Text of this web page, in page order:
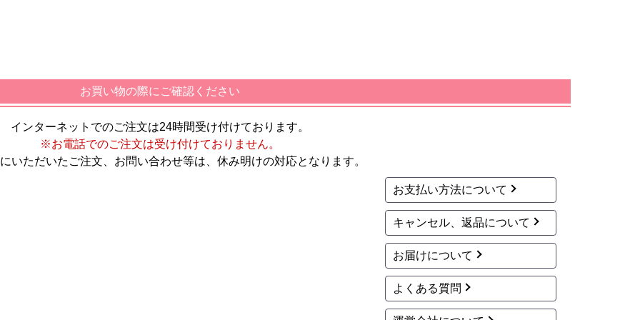
お買い物の際にご確認ください
インターネットでのご注文は24時間受け付けております。
※お電話でのご注文は受け付けておりません。
いただいたご注文、お問い合わせ等は、休み明けの対応となります。
お支払い方法について
キャンセル、返品について
お届けについて
よくある質問